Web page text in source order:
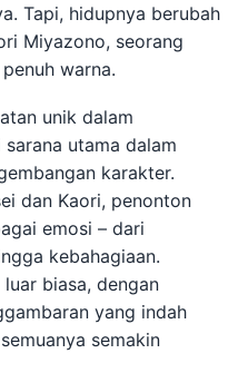
Tapi, hidupnya berubah
Miyazono, seorang
warna.
unik dalam
utama dalam
karakter.
dan Kaori, penonton
emosi – dari
kebahagiaan.
biasa, dengan
yang indah
semakin